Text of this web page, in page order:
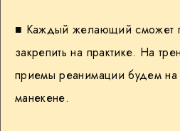
■ Каждый желающий сможет
закрепить на практике. На
приемы реанимации будем на
манекене.